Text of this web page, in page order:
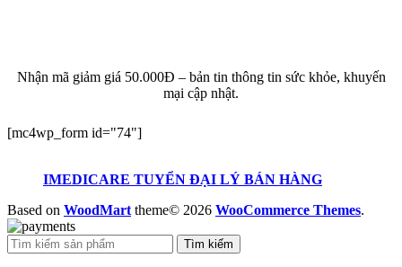
Nhận mã giảm giá 50.000Đ – bản tin thông tin sức khỏe, khuyến
mại cập nhật.
[mc4wp_form id="74"]
IMEDICARE TUYỂN ĐẠI LÝ BÁN HÀNG
Based on WoodMarttheme© 2026 WooCommerce Themes.
Tìm kiếm